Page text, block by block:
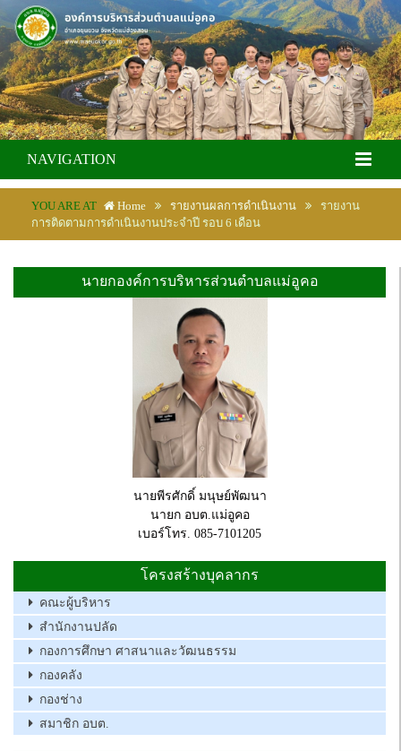
NAVIGATION
YOU ARE AT Home รายงานผลการดำเนินงาน
รายงาน
การติดตามการดำเนินงานประจำปี รอบ 6 เดือน
นายกองค์การบริหารส่วนตำบลแม่อูคอ
นายพีรศักดิ์ มนุษย์พัฒนา
นายก อบต.แม่อูคอ
เบอร์โทร. 085-7101205
โครงสร้างบุคลากร
คณะผู้บริหาร
สำนักงานปลัด
กองการศึกษา ศาสนาและวัฒนธรรม
กองคลัง
กองช่าง
สมาชิก อบต.